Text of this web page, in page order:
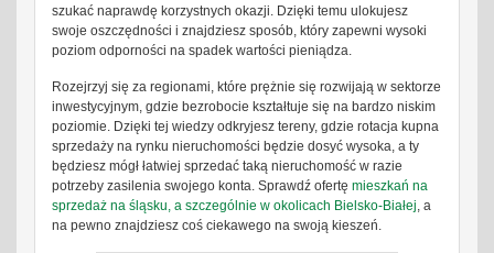
szukać naprawdę korzystnych okazji. Dzięki temu ulokujesz
swoje oszczędności i znajdziesz sposób, który zapewni wysoki
poziom odporności na spadek wartości pieniądza.
Rozejrzyj się za regionami, które prężnie się rozwijają w sektorze
inwestycyjnym, gdzie bezrobocie kształtuje się na bardzo niskim
poziomie. Dzięki tej wiedzy odkryjesz tereny, gdzie rotacja kupna
sprzedaży na rynku nieruchomości będzie dosyć wysoka, a ty
będziesz mógł łatwiej sprzedać taką nieruchomość w razie
potrzeby zasilenia swojego konta. Sprawdź ofertę mieszkań na
sprzedaż na śląsku, a szczególnie w okolicach Bielsko-Białej , a
na pewno znajdziesz coś ciekawego na swoją kieszeń.